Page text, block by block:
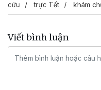
cứu
trực Tết khám
Viết bình luận